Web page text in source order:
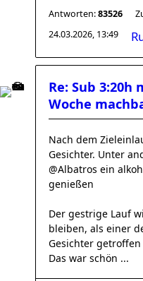
Antworten:83526
24.03.2026, 13:49
Re: Sub
Woche
Nach dem
Gesichter. Unter
@Albatros ein
genießen
Der gestrige Lauf
bleiben, als einer
Gesichter getroffen
Das war schön ...